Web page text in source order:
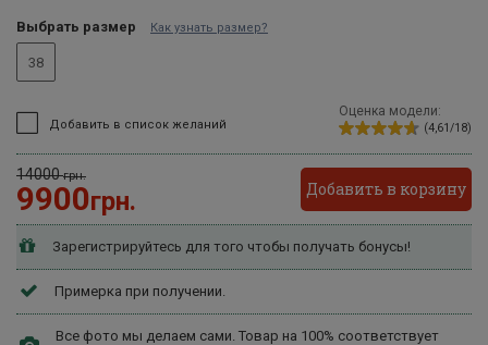
Выбрать размер Как узнать размер?
38
Добавить в список желаний
Оценка модели:
(4,61/18)
14000грн.
9900грн. Добавить в корзину
Зарегистрируйтесь для того чтобы получать бонусы!
Примерка при получении.
Все фото мы делаем сами. Товар на 100% соответствует